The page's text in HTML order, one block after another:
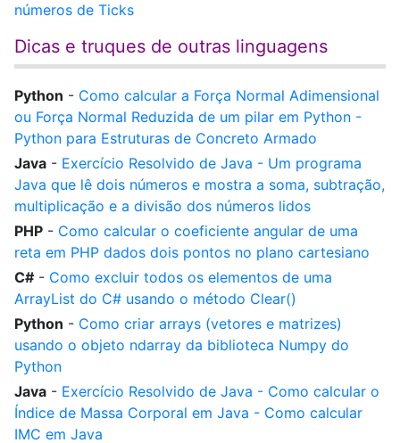
números de Ticks
Dicas e truques de outras linguagens
Python - Como calcular a Força Normal Adimensional
ou Força Normal Reduzida de um pilar em Python -
Python para Estruturas de Concreto Armado
Java - Exercício Resolvido de Java - Um programa
Java que lê dois números e mostra a soma, subtração,
multiplicação e a divisão dos números lidos
PHP - Como calcular o coeficiente angular de uma
reta em PHP dados dois pontos no plano cartesiano
C# - Como excluir todos os elementos de uma
ArrayList do C# usando o método Clear()
Python - Como criar arrays (vetores e matrizes)
usando o objeto ndarray da biblioteca Numpy do
Python
Java - Exercício Resolvido de Java - Como calcular o
Índice de Massa Corporal em Java - Como calcular
IMC em Java